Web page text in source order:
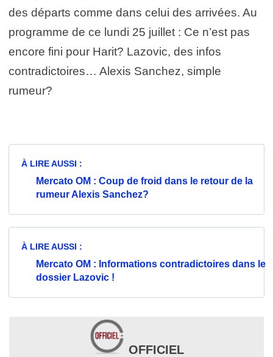
des départs comme dans celui des arrivées. Au
programme de ce lundi 25 juillet : Ce n’est pas
encore fini pour Harit? Lazovic, des infos
contradictoires… Alexis Sanchez, simple
rumeur?
À LIRE AUSSI :
Mercato OM : Coup de froid dans le retour de la
rumeur Alexis Sanchez?
À LIRE AUSSI :
Mercato OM : Informations contradictoires dans le
dossier Lazovic !
OFFICIEL